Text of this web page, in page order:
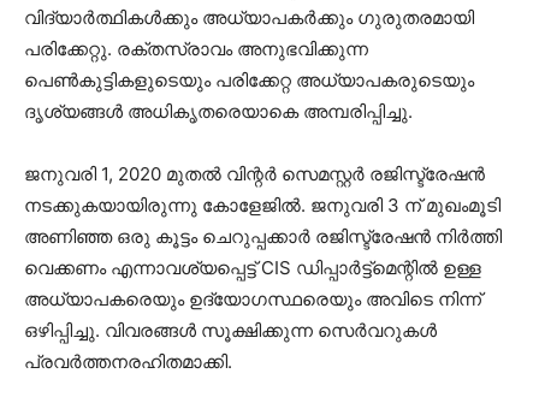
വിദ്യാർത്ഥികൾക്കും അധ്യാപകർക്കും ഗുരുതരമായി
പരിക്കേറ്റു. രക്തസ്രാവം അനുഭവിക്കുന്ന
പെൺകുട്ടികളുടെയും പരിക്കേറ്റ അധ്യാപകരുടെയും
ദൃശ്യങ്ങൾ അധികൃതരെയാകെ അമ്പരിപ്പിച്ചു.
ജനുവരി 1, 2020 മുതൽ വിന്റർ സെമസ്റ്റർ രജിസ്ട്രേഷൻ
നടക്കുകയായിരുന്നു കോളേജിൽ. ജനുവരി 3 ന് മുഖംമൂടി
അണിഞ്ഞ ഒരു കൂട്ടം ചെറുപ്പക്കാർ രജിസ്ട്രേഷൻ നിർത്തി
വെക്കണം എന്നാവശ്യപ്പെട്ട് CIS ഡിപ്പാർട്ട്മെന്റിൽ ഉള്ള
അധ്യാപകരെയും ഉദ്യോഗസ്ഥരെയും അവിടെ നിന്ന്
ഒഴിപ്പിച്ചു. വിവരങ്ങൾ സൂക്ഷിക്കുന്ന സെർവറുകൾ
പ്രവർത്തനരഹിതമാക്കി.